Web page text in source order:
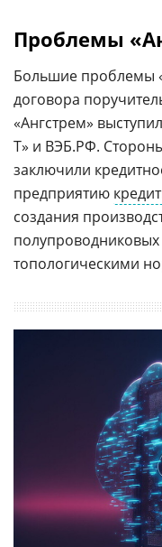
Проблемы
Большие проблемы
договора
«Ангстрем»
Т» и ВЭБ.РФ.
заключили
предприятию
создания
топологическими